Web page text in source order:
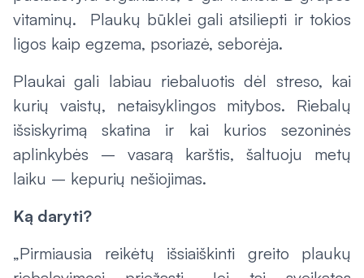
vitaminų. Plaukų būklei gali atsiliepti ir tokios
ligos kaip egzema, psoriazė, seborėja.
Plaukai gali labiau riebaluotis dėl streso, kai
kurių vaistų, netaisyklingos mitybos. Riebalų
išsiskyrimą skatina ir kai kurios sezoninės
aplinkybės – vasarą karštis, šaltuoju metų
laiku – kepurių nešiojimas.
Ką daryti?
„Pirmiausia reikėtų išsiaiškinti greito plaukų